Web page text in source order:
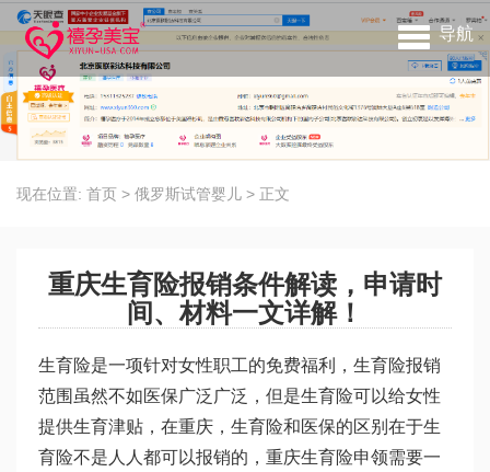
导航
现在位置: 首页 > 俄罗斯试管婴儿 > 正文
重庆生育险报销条件解读，申请时
间、材料一文详解！
生育险是一项针对女性职工的免费福利，生育险报销
范围虽然不如医保广泛广泛，但是生育险可以给女性
提供生育津贴，在重庆，生育险和医保的区别在于生
育险不是人人都可以报销的，重庆生育险申领需要一